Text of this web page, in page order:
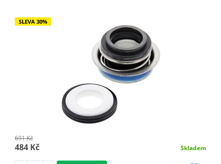
SLEVA 30%
691 Kč
484 Kč Skladem